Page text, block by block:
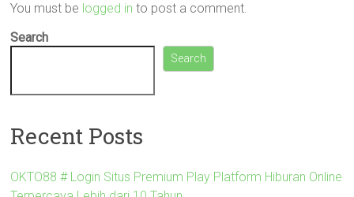
You must be logged in to post a comment.
Search
Search
Recent Posts
OKTO88 # Login Situs Premium Play Platform Hiburan Online